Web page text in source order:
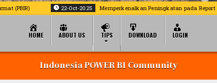
22-Oct-2025 Memperkenalkan Peningkatan pada Report Copilot di
HOME ABOUT US TIPS DOWNLOAD LOGIN
Indonesia POWER BI Community